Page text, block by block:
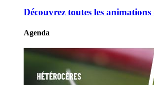
Découvrez toutes les
Agenda